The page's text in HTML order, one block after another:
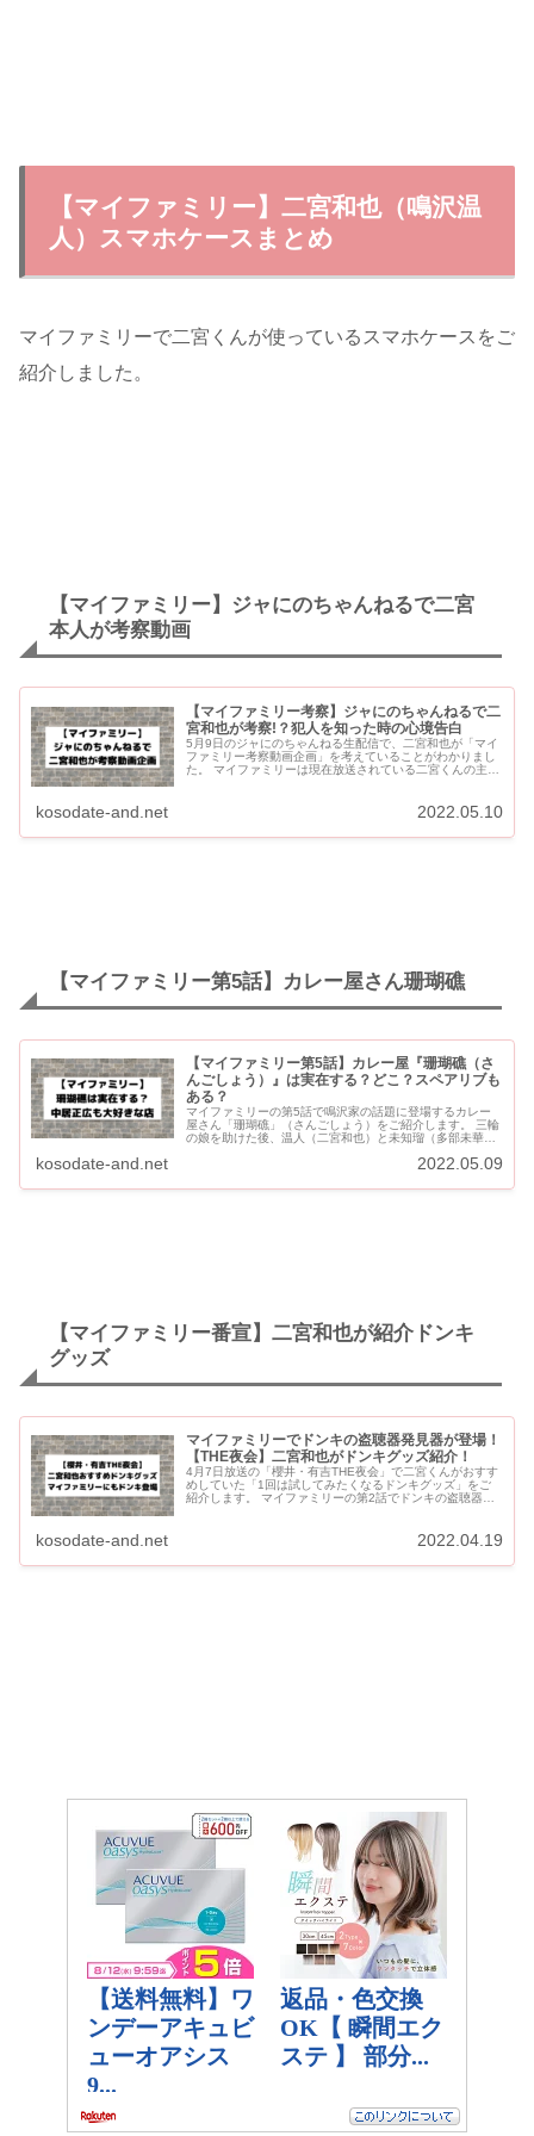
【マイファミリー】二宮和也（鳴沢温
人）スマホケースまとめ
マイファミリーで二宮くんが使っているスマホケースをご
紹介しました。
【マイファミリー】ジャにのちゃんねるで二宮
本人が考察動画
【マイファミリー考察】ジャにのちゃんねるで二
宮和也が考察!？犯人を知った時の心境告白
5月9日のジャにのちゃんねる生配信で、二宮和也が「マイ
ファミリー考察動画企画」を考えていることがわかりまし
た。 マイファミリーは現在放送されている二宮くんの主演
kosodate-and.net 2022.05.10
【マイファミリー第5話】カレー屋さん珊瑚礁
【マイファミリー第5話】カレー屋『珊瑚礁（さ
んごしょう）』は実在する？どこ？スペアリブも
ある？
マイファミリーの第5話で鳴沢家の話題に登場するカレー
屋さん「珊瑚礁」（さんごしょう）をご紹介します。 三輪
の娘を助けた後、温人（二宮和也）と未知瑠（多部未華
kosodate-and.net 2022.05.09
【マイファミリー番宣】二宮和也が紹介ドンキ
グッズ
マイファミリーでドンキの盗聴器発見器が登場！
【THE夜会】二宮和也がドンキグッズ紹介！
4月7日放送の「櫻井・有吉THE夜会」で二宮くんがおすす
めしていた「1回は試してみたくなるドンキグッズ」をご
紹介します。 マイファミリーの第2話でドンキの盗聴器発
kosodate-and.net 2022.04.19